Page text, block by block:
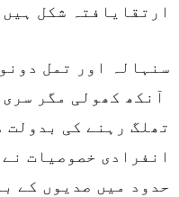
ارتقایافتہ شکل
سنہالہ اور تمل
آنکھ کھولی مگر
تھلگ رہنے کی
انفرادی خصوصیات
حدود میں صدیوں کے